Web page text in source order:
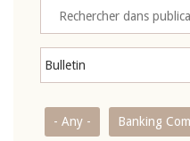
- Any - Banking